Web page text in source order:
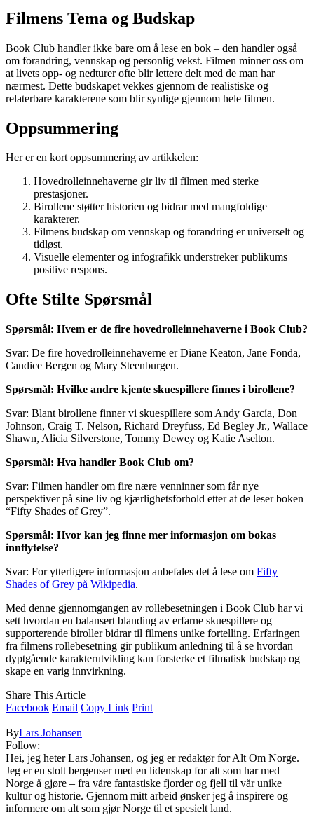
Filmens Tema og Budskap
Book Club handler ikke bare om å lese en bok – den handler også
om forandring, vennskap og personlig vekst. Filmen minner oss om
at livets opp- og nedturer ofte blir lettere delt med de man har
nærmest. Dette budskapet vekkes gjennom de realistiske og
relaterbare karakterene som blir synlige gjennom hele filmen.
Oppsummering
Her er en kort oppsummering av artikkelen:
Hovedrolleinnehaverne gir liv til filmen med sterke
prestasjoner.
Birollene støtter historien og bidrar med mangfoldige
karakterer.
Filmens budskap om vennskap og forandring er universelt og
tidløst.
Visuelle elementer og infografikk understreker publikums
positive respons.
Ofte Stilte Spørsmål
Spørsmål: Hvem er de fire hovedrolleinnehaverne i Book Club?
Svar: De fire hovedrolleinnehaverne er Diane Keaton, Jane Fonda,
Candice Bergen og Mary Steenburgen.
Spørsmål: Hvilke andre kjente skuespillere finnes i birollene?
Svar: Blant birollene finner vi skuespillere som Andy García, Don
Johnson, Craig T. Nelson, Richard Dreyfuss, Ed Begley Jr., Wallace
Shawn, Alicia Silverstone, Tommy Dewey og Katie Aselton.
Spørsmål: Hva handler Book Club om?
Svar: Filmen handler om fire nære venninner som får nye
perspektiver på sine liv og kjærlighetsforhold etter at de leser boken
“Fifty Shades of Grey”.
Spørsmål: Hvor kan jeg finne mer informasjon om bokas
innflytelse?
Svar: For ytterligere informasjon anbefales det å lese om Fifty
Shades of Grey på Wikipedia.
Med denne gjennomgangen av rollebesetningen i Book Club har vi
sett hvordan en balansert blanding av erfarne skuespillere og
supporterende biroller bidrar til filmens unike fortelling. Erfaringen
fra filmens rollebesetning gir publikum anledning til å se hvordan
dyptgående karakterutvikling kan forsterke et filmatisk budskap og
skape en varig innvirkning.
Share This Article
Facebook Email Copy Link Print
ByLars Johansen
Follow:
Hei, jeg heter Lars Johansen, og jeg er redaktør for Alt Om Norge.
Jeg er en stolt bergenser med en lidenskap for alt som har med
Norge å gjøre – fra våre fantastiske fjorder og fjell til vår unike
kultur og historie. Gjennom mitt arbeid ønsker jeg å inspirere og
informere om alt som gjør Norge til et spesielt land.